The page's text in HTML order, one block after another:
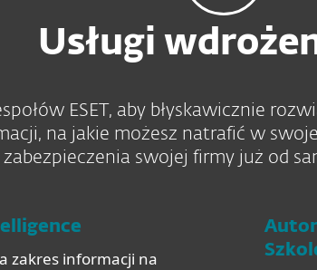
Usługi
ESET, aby błyskawicznie
na jakie możesz natrafić w
zabezpieczenia swojej firmy już od
zakres informacji na